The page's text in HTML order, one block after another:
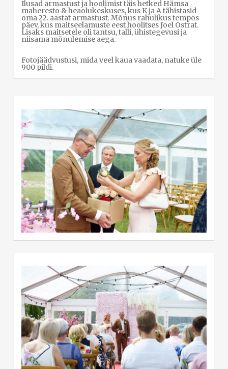
Ilusad armastust ja hoolimist täis hetked Hämsa
maheresto & heaolukeskuses, kus K ja A tähistasid
oma 22. aastat armastust. Mõnus rahulikus tempos
päev, kus maitseelamuste eest hoolitses Joel Ostrat.
Lisaks maitsetele oli tantsu, talli, ühistegevusi ja
niisama mõnulemise aega.
Fotojäädvustusi, mida veel kaua vaadata, natuke üle
900 pildi.